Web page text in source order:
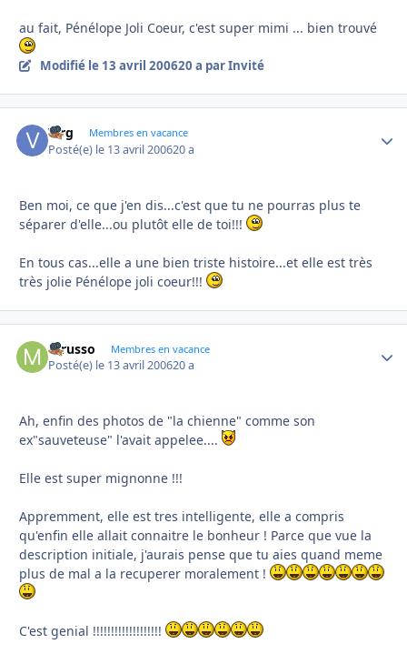
au fait, Pénélope Joli Coeur, c'est super mimi ... bien trouvé
Modifié le 13 avril 200620 a par Invité
Virg Membres en vacance
Posté(e) le 13 avril 200620 a
Ben moi, ce que j'en dis...c'est que tu ne pourras plus te
séparer d'elle...ou plutôt elle de toi!!!
En tous cas...elle a une bien triste histoire...et elle est très
très jolie Pénélope joli coeur!!!
mrusso Membres en vacance
Posté(e) le 13 avril 200620 a
Ah, enfin des photos de "la chienne" comme son
ex"sauveteuse" l'avait appelee....
Elle est super mignonne !!!
Appremment, elle est tres intelligente, elle a compris
qu'enfin elle allait connaitre le bonheur ! Parce que vue la
description initiale, j'aurais pense que tu aies quand meme
plus de mal a la recuperer moralement !
C'est genial !!!!!!!!!!!!!!!!!!!